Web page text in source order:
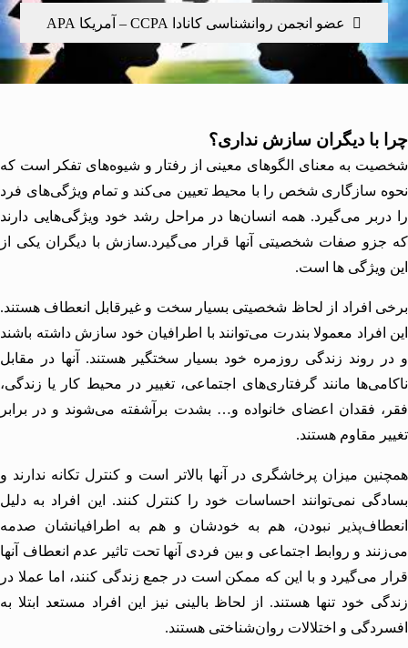
عضو انجمن روانشناسی کانادا CCPA – آمریکا APA
با دیگران سازش نداری؟
به معنای الگوهای معینی از رفتار و شیوه‌های تفکر است که
سازگاری شخص را با محیط تعیین می‌کند و تمام ویژگی‌های فرد
می‌گیرد. همه انسان‌ها در مراحل رشد خود ویژگی‌هایی دارند
صفات شخصیتی آنها قرار می‌گیرد.سازش با دیگران یکی از
ویژگی ها است.
افراد از لحاظ شخصیتی بسیار سخت و غیرقابل انعطاف هستند.
معمولا بندرت می‌توانند با اطرافیان خود سازش داشته باشند
روند زندگی روزمره خود بسیار سختگیر هستند. آنها در مقابل
مانند گرفتاری‌های اجتماعی، تغییر در محیط کار یا زندگی،
فقدان اعضای خانواده و… بشدت برآشفته می‌شوند و در برابر
مقاوم هستند.
میزان پرخاشگری در آنها بالاتر است و کنترل تکانه ندارند و
نمی‌توانند احساسات خود را کنترل کنند. این افراد به دلیل
نبودن، هم به خودشان و هم به اطرافیانشان صدمه
و روابط اجتماعی و بین فردی آنها تحت تاثیر عدم انعطاف آنها
می‌گیرد و با این که ممکن است در جمع زندگی کنند، اما عملا در
خود تنها هستند. از لحاظ بالینی نیز این افراد مستعد ابتلا به
و اختلالات روان‌شناختی هستند.